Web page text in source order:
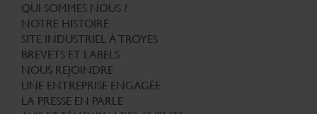
QUI SOMMES NOUS ?
NOTRE HISTOIRE
SITE INDUSTRIEL À TROYES
BREVETS ET LABELS
NOUS REJOINDRE
UNE ENTREPRISE ENGAGÉE
LA PRESSE EN PARLE